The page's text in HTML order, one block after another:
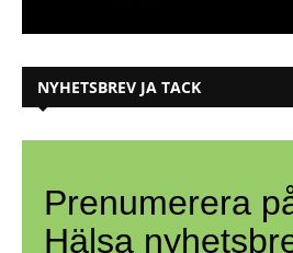
NYHETSBREV JA TACK